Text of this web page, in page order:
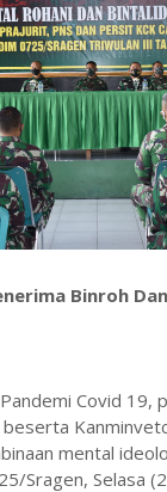
Binroh
Covid
mental
Sragen, Selasa